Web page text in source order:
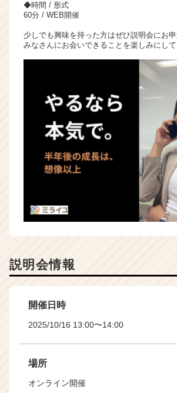
◆時間 / 形式
60分 / WEB開催
少しでも興味を持った方はぜひ説明会にお申
みなさんにお会いできることを楽しみにして
説明会情報
開催日時
2025/10/16 13:00〜14:00
場所
オンライン開催